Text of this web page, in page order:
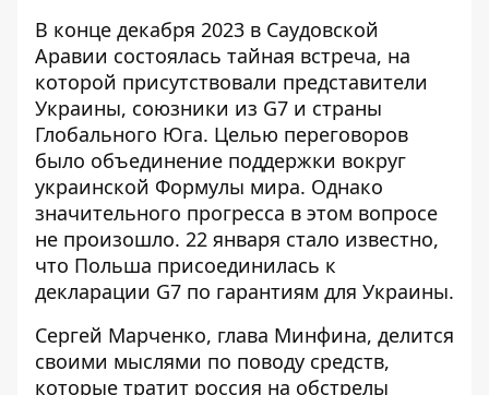
В конце декабря 2023 в Саудовской
Аравии состоялась тайная встреча, на
которой присутствовали представители
Украины, союзники из G7 и страны
Глобального Юга. Целью переговоров
было объединение поддержки вокруг
украинской Формулы мира. Однако
значительного прогресса в этом вопросе
не произошло. 22 января стало известно,
что Польша присоединилась к
декларации G7 по гарантиям для Украины.
Сергей Марченко, глава Минфина, делится
своими мыслями по поводу средств,
которые тратит россия на обстрелы